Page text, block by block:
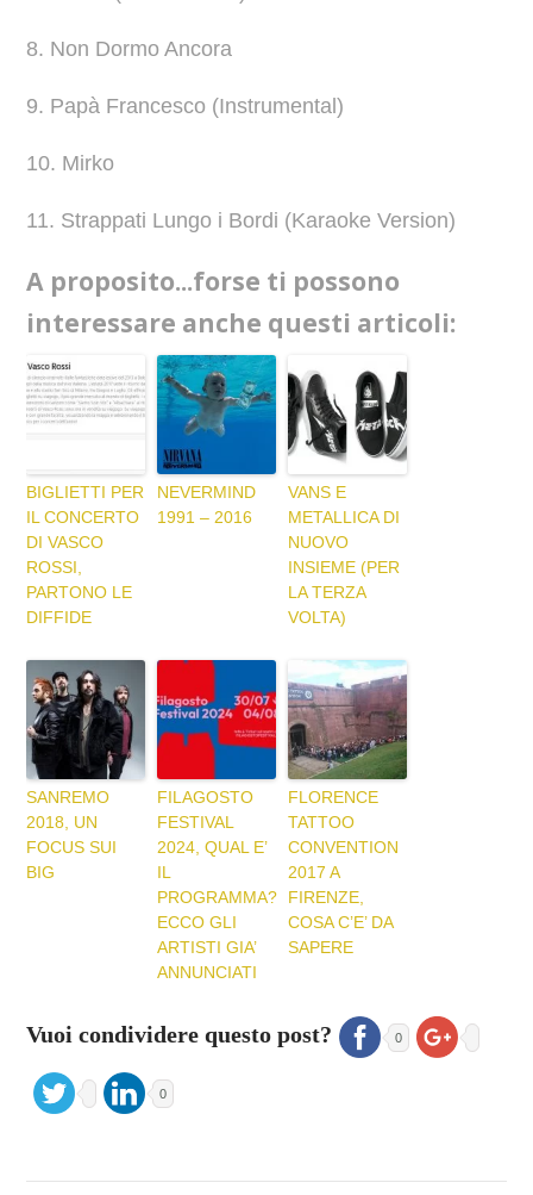
8. Non Dormo Ancora
9. Papà Francesco (Instrumental)
10. Mirko
11. Strappati Lungo i Bordi (Karaoke Version)
A proposito...forse ti possono
interessare anche questi articoli:
BIGLIETTI PER
IL CONCERTO
DI VASCO
ROSSI,
PARTONO LE
DIFFIDE
NEVERMIND
1991 – 2016
VANS E
METALLICA DI
NUOVO
INSIEME (PER
LA TERZA
VOLTA)
SANREMO
2018, UN
FOCUS SUI
BIG
FILAGOSTO
FESTIVAL
2024, QUAL E’
IL
PROGRAMMA?
ECCO GLI
ARTISTI GIA’
ANNUNCIATI
FLORENCE
TATTOO
CONVENTION
2017 A
FIRENZE,
COSA C’E’ DA
SAPERE
Vuoi condividere questo post? 0
0